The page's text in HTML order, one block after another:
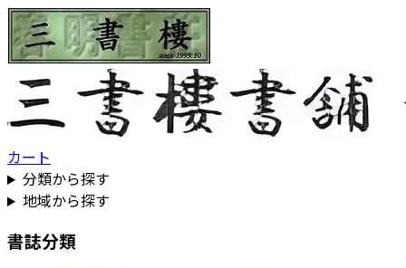
カート
分類から探す
地域から探す
書誌分類